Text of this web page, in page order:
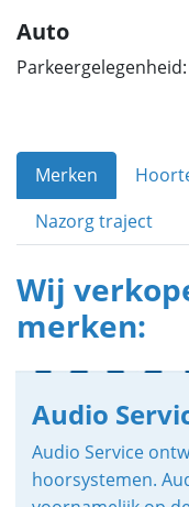
Auto
Merken
Nazorg traject
Wij
merken:
Audio
Audio Service
hoorsystemen.